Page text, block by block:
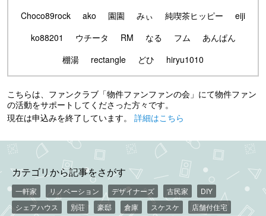
Choco89rock
ako 園園 みぃ 純喫茶ヒッピー
eiji
ko88201
ウチータ RM なる フム
あんぱん
棚湯
rectangle どひ hiryu1010
こちらは、ファンクラブ「物件ファンファンの会」にて物件ファン
の活動をサポートしてくださった方々です。
現在は申込みを終了しています。 詳細はこちら
カテゴリから記事をさがす
一軒家 リノベーション デザイナーズ 古民家
DIY
シェアハウス
別荘 豪邸 倉庫 スケスケ
店舗付住宅